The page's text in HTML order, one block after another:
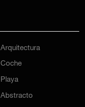
Arquitectura
Coche
Playa
Abstracto